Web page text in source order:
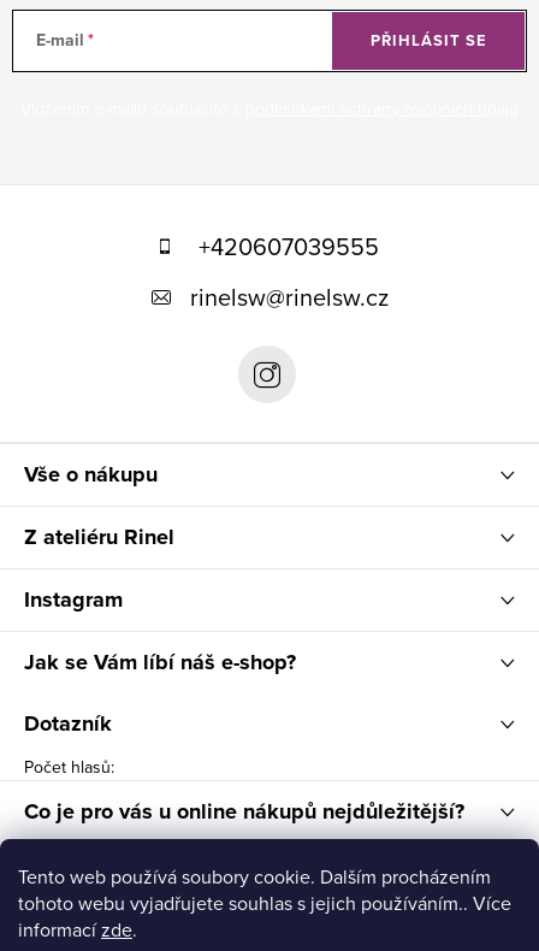
Tento web používá soubory cookie. Dalším procházením
tohoto webu vyjadřujete souhlas s jejich používáním.. Více
informacízde.
E-mail PŘIHLÁSIT SE
+420607039555
rinelsw@rinelsw.cz
Vše o nákupu
Z ateliéru Rinel
Instagram
Jak se Vám líbí náš e-shop?
Dotazník
Počet hlasů:
Co je pro vás u online nákupů nejdůležitější?
Dotazník
Počet hlasů: